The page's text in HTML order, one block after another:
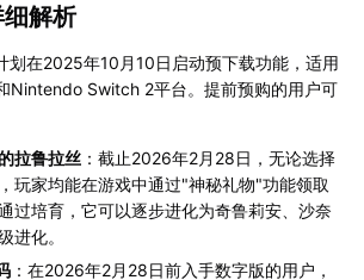
解析
划在2025年10月10日启动预下载功能，适用
Nintendo Switch 2平台。提前预购的用户可
拉鲁拉丝 ：截止2026年2月28日，无论选择
玩家均能在游戏中通过"神秘礼物"功能领取
过培育，它可以逐步进化为奇鲁莉安、沙奈
进化。
：在2026年2月28日前入手数字版的用户，